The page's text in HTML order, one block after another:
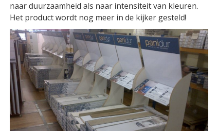
naar duurzaamheid als naar intensiteit van kleuren.
Het product wordt nog meer in de kijker gesteld!